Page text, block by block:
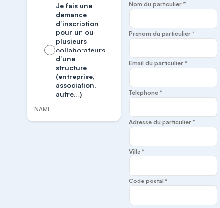
Je fais une
demande
d’inscription
pour un ou
plusieurs
collaborateurs
d’une
structure
(entreprise,
association,
autre…)
NAME
Nom du particulier *
Prénom du particulier *
Email du particulier *
Téléphone *
Adresse du particulier *
Ville *
Code postal *